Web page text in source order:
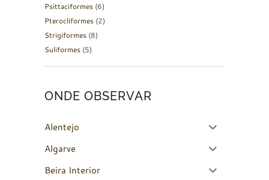
Psittaciformes (6)
Pterocliformes (2)
Strigiformes (8)
Suliformes (5)
ONDE OBSERVAR
Alentejo
Algarve
Beira Interior